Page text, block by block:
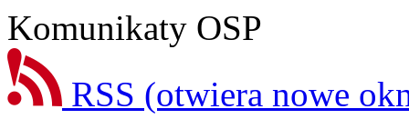
Komunikaty OSP
RSS (otwiera nowe